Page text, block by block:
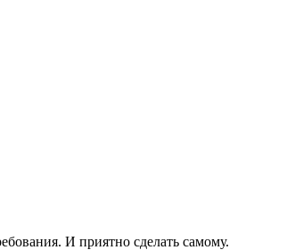
И приятно сделать самому.